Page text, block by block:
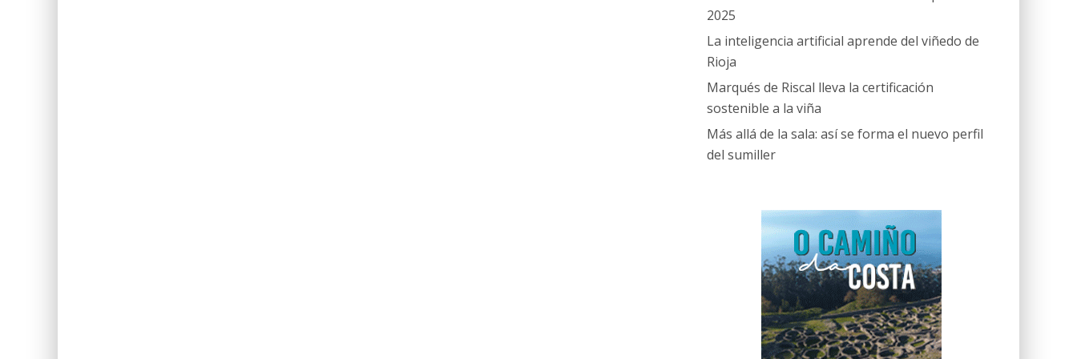
2025
La inteligencia artificial aprende del viñedo de
Rioja
Marqués de Riscal lleva la certificación
sostenible a la viña
Más allá de la sala: así se forma el nuevo perfil
del sumiller